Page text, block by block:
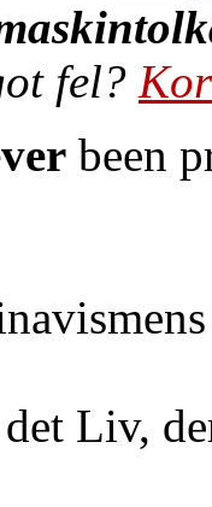
fel?
been
Liv,